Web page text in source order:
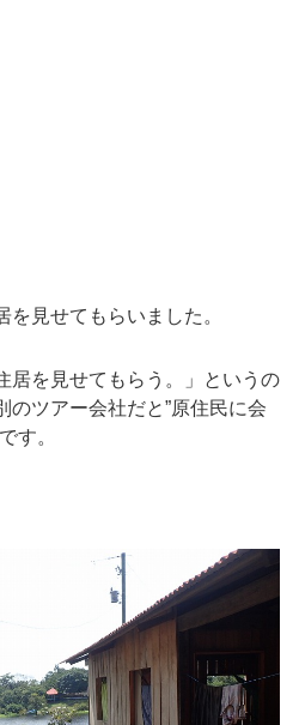
見せてもらいました。
居を見せてもらう。」というの
のツアー会社だと”原住民に会
す。